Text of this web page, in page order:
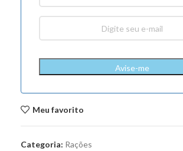
Avise-me
Meu favorito
Categoria: Rações